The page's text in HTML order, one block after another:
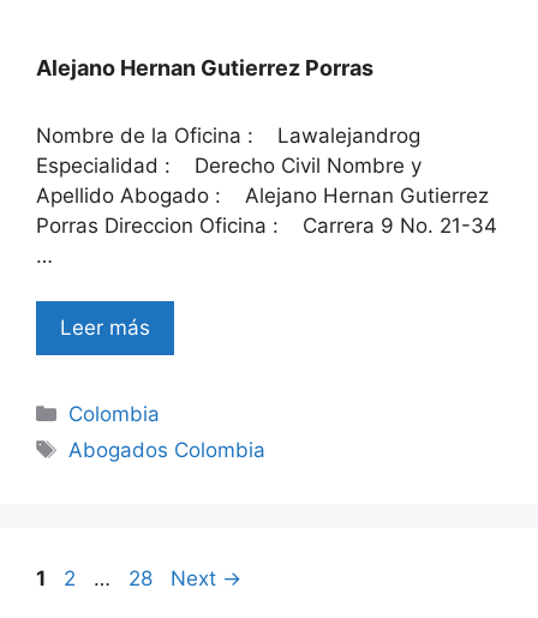
Alejano Hernan Gutierrez Porras
Nombre de la Oficina : Lawalejandrog
Especialidad : Derecho Civil Nombre y
Apellido Abogado : Alejano Hernan Gutierrez
Porras Direccion Oficina : Carrera 9 No. 21-34
…
Leer más
Categories
Colombia
Tags
Abogados Colombia
Page
1 Page
2 … Page
28 Next →